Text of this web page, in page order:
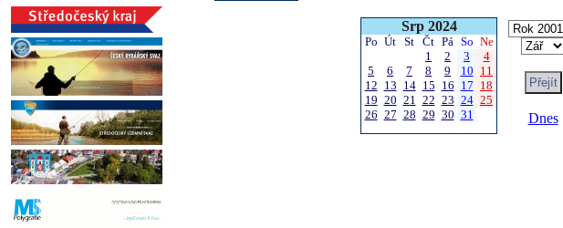
Srp 2024
Po Út St Čt Pá So Ne
1
2 3
4
5
6 7 8 9 10 11
12 13 14 15 16 17 18
19 20 21 22 23 24 25
26 27 28 29 30 31 Dnes